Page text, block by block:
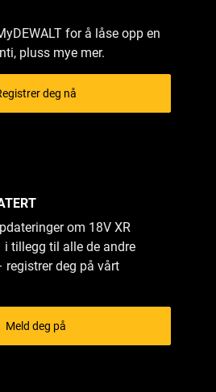
for å låse opp en
pluss mye mer.
deg nå
om 18V XR
tillegg til alle de andre
registrer deg på vårt
Meld deg på